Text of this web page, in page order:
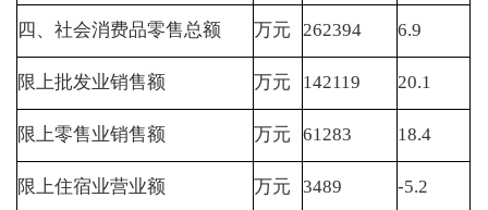
四、社会消费品零售总额 万元 262394 6.9
限上批发业销售额 万元 142119 20.1
限上零售业销售额 万元 61283 18.4
限上住宿业营业额 万元 3489 -5.2